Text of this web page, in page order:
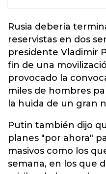
Rusia debería
reservistas en dos
presidente Vladimir
fin de una
provocado la
miles de hombres
la huida de un gran
Putin también dijo
planes "por ahora"
masivos como los
semana, en los que